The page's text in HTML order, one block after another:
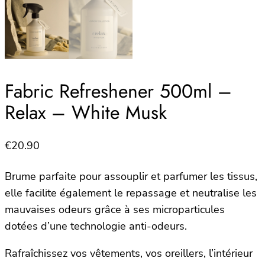
Fabric Refreshener 500ml –
Relax – White Musk
€20.90
Brume parfaite pour assouplir et parfumer les tissus,
elle facilite également le repassage et neutralise les
mauvaises odeurs grâce à ses microparticules
dotées d’une technologie anti-odeurs.
Rafraîchissez vos vêtements, vos oreillers, l’intérieur